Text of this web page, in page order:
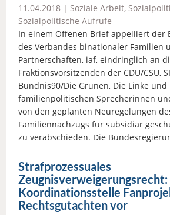
11.04.2018 | Soziale Arbeit,
Sozialpolitische Aufrufe
In einem Offenen Brief appelliert der
des Verbandes binationaler Familien
Partnerschaften, iaf, eindringlich an
Fraktionsvorsitzenden der CDU/CSU,
Bündnis90/Die Grünen, Die Linke
familienpolitischen Sprecherinnen
von den geplanten Neuregelungen
Familiennachzugs für subsidiär
zu verabschieden. Die
Strafprozessuales
Zeugnisverweigerungsrecht:
Koordinationsstelle
Rechtsgutachten vor